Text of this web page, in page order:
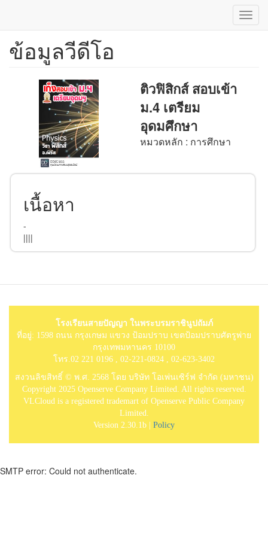
ข้าม
ข้อมูลวีดีโอ
ติวฟิสิกส์ สอบเข้า
ม.4 เตรียม
อุดมศึกษา
หมวดหลัก : การศึกษา
เนื้อหา
-
||||
โรงเรียนสายปัญญา ในพระบรมราชินูปถัมภ์
ที่อยู่: 1598 ถนน กรุงเกษม แขวง ป้อมปราบ เขตป้อมปราบศัตรูพ่าย
กรุงเทพมหานคร 10100
โทร.02 221 0196 , 02-221-0824 , 02-623-3402
สงวนลิขสิทธิ์ © พ.ศ. 2568 โดย บริษัท โอเพ่นเซิร์ฟ จำกัด (มหาชน)
Copyright 2025 Openserve Company Limited. All rights reserved.
VLCloud is a registered trademart of Openserve Public Company
Limited.
Version 2.30.1b | Policy
SMTP error: Could not authenticate.